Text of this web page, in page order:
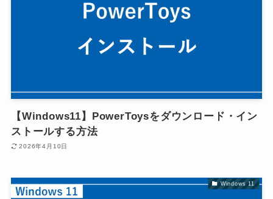
【Windows11】PowerToysをダウンロード・イン
ストールする方法
2026年4月10日
Windows 11